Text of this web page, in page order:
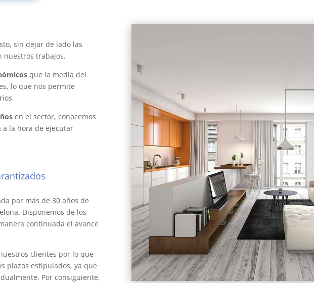
sin dejar de lado las
nuestros trabajos.
que la media del
lo que nos permite
en el sector, conocemos
a la hora de ejecutar
por más de 30 años de
Disponemos de los
continuada el avance
clientes por lo que
plazos estipulados, ya que
Por consiguiente,